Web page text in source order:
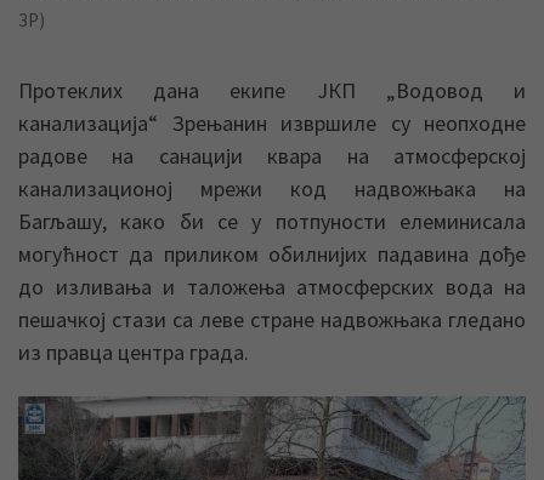
ЗР)
Протеклих дана екипе ЈКП „Водовод и
канализација“ Зрењанин извршиле су неопходне
радове на санацији квара на атмосферској
канализационој мрежи код надвожњака на
Багљашу, како би се у потпуности елеминисала
могућност да приликом обилнијих падавина дође
до изливања и таложења атмосферских вода на
пешачкој стази са леве стране надвожњака гледано
из правца центра града.